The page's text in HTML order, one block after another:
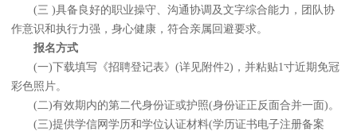
(三 )具备良好的职业操守、沟通协调及文字综合能力，团队协
作意识和执行力强，身心健康，符合亲属回避要求。
报名方式
(一)下载填写《招聘登记表》(详见附件2)，并粘贴1寸近期免冠
彩色照片。
(二)有效期内的第二代身份证或护照(身份证正反面合并一面)。
(三)提供学信网学历和学位认证材料(学历证书电子注册备案